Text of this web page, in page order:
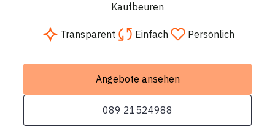
Kaufbeuren
Transparent Einfach Persönlich
Angebote ansehen
089 21524988